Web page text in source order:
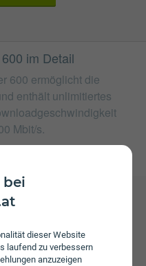
dieser Website
laufend zu verbessern
anzuzeigen
im Detail
600 ermöglicht die
enthält unlimitiertes
Mbit/s.
600 fallen monatliche
49,90 an.